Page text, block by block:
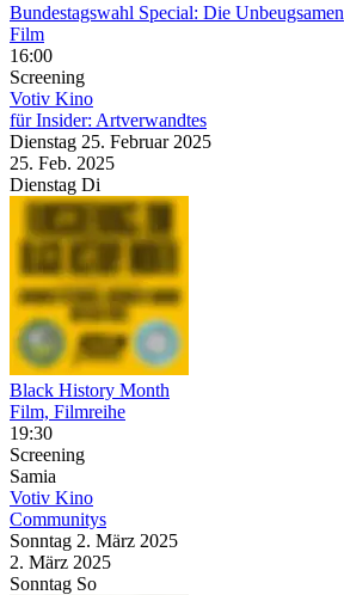
Bundestagswahl Special: Die Unbeugsamen
Film
16:00
Screening
Votiv Kino
für Insider: Artverwandtes
Dienstag 25. Februar 2025
25. Feb. 2025
Dienstag Di
Black History Month
Film, Filmreihe
19:30
Screening
Samia
Votiv Kino
Communitys
Sonntag 2. März 2025
2. März 2025
Sonntag So